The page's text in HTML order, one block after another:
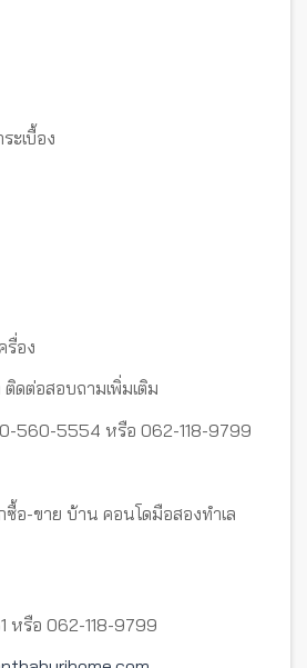
ะเบื้อง
รื่อง
ดต่อสอบถามเพิ่มเติม
560-5554 หรือ 062-118-9799
อ-ขาย บ้าน คอนโดมือสองทำเล
หรือ 062-118-9799